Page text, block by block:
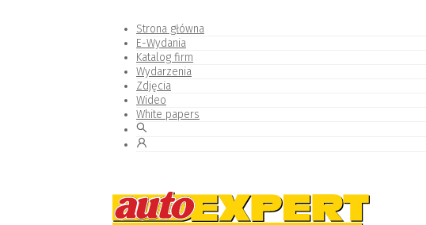
Strona główna
E-Wydania
Katalog firm
Wydarzenia
Zdjęcia
Wideo
White papers